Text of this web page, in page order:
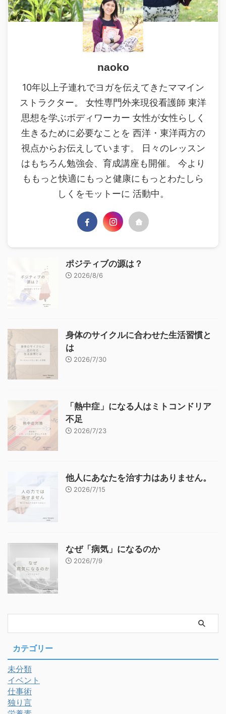
naoko
10年以上子連れでヨガを伝えてきたママイン
ストラクター。 女性専門外来現役看護師 東洋
思想を学ぶボディワーカー 女性が女性らしく
生きるために必要なことを 西洋・東洋両方の
視点からお伝えしています。 日々のレッスン
はもちろん勉強会、育成講座も開催。 今より
ももっと快適にもっと健康にもっとわたしら
しくをモットーに 活動中。
ポジティブの源は？
2026/8/6
身体のサイクルに合わせた生活習慣と
は
2026/7/30
「熱中症」になる人はミトコンドリア
不足
2026/7/23
他人にあなたを治す力はありません。
2026/7/15
なぜ「病気」になるのか
2026/7/9
カテゴリー
未分類
イベント
仕事術
独り言